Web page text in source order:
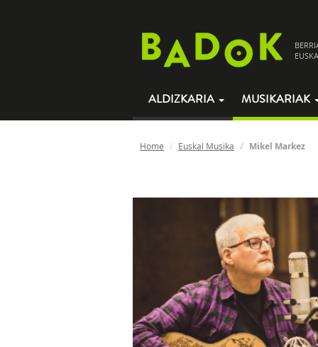
ALDIZKARIA MUSIKARIAK
Home Euskal Musika Mikel Markez